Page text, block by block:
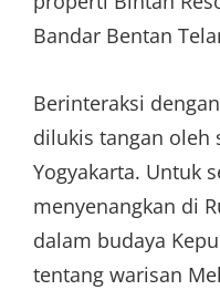
Bandar Bentan
Berinteraksi
dilukis tangan oleh
Yogyakarta. Untuk
menyenangkan di
dalam budaya
tentang warisan